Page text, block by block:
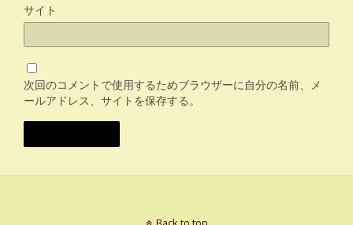
サイト
次回のコメントで使用するためブラウザーに自分の名前、メ
ールアドレス、サイトを保存する。